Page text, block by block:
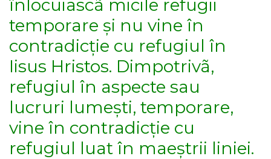
înlocuiascã micile refugii
temporare și nu vine în
contradicție cu refugiul în
Iisus Hristos. Dimpotrivã,
refugiul în aspecte sau
lucruri lumești, temporare,
vine în contradicție cu
refugiul luat în maeștrii liniei.